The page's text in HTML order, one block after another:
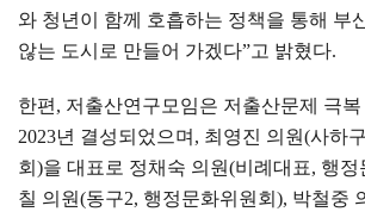
와 청년이 함께 호흡하는 정책을 통해 부
않는 도시로 만들어 가겠다”고 밝혔다.
한편 , 저출산연구모임은 저출산문제 극
2023년 결성되었으며 , 최영진 의원(사하구
회 )을 대표로 정채숙 의원(비례대표, 행정
칠 의원(동구2, 행정문화위원회 ), 박철중